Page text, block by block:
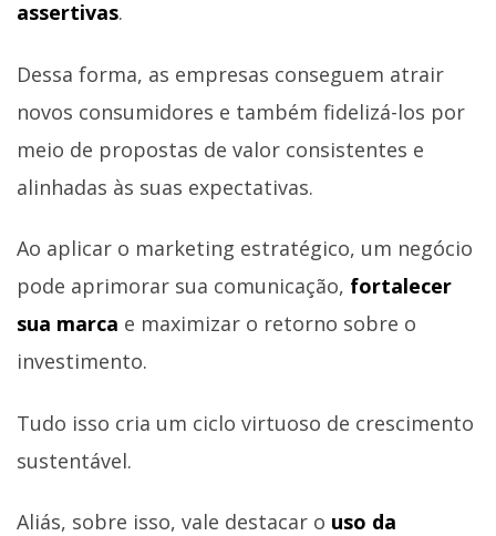
assertivas.
Dessa forma, as empresas conseguem atrair
novos consumidores e também fidelizá-los por
meio de propostas de valor consistentes e
alinhadas às suas expectativas.
Ao aplicar o marketing estratégico, um negócio
pode aprimorar sua comunicação, fortalecer
sua marca e maximizar o retorno sobre o
investimento.
Tudo isso cria um ciclo virtuoso de crescimento
sustentável.
Aliás, sobre isso, vale destacar o uso da